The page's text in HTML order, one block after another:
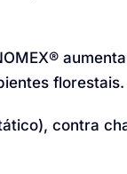
florestais.
contra